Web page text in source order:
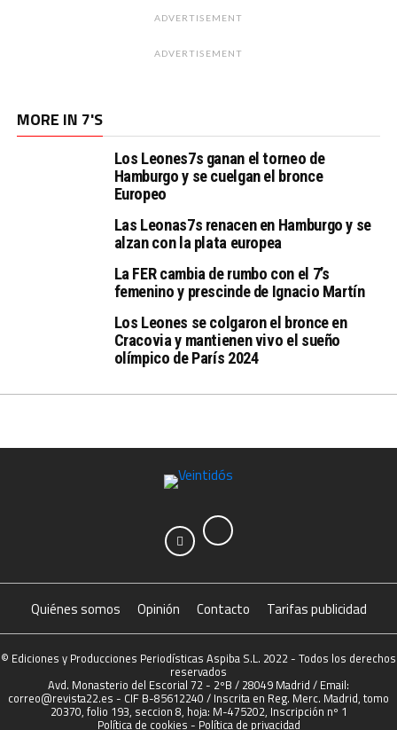
ADVERTISEMENT
ADVERTISEMENT
MORE IN 7'S
Los Leones7s ganan el torneo de
Hamburgo y se cuelgan el bronce
Europeo
Las Leonas7s renacen en Hamburgo y se
alzan con la plata europea
La FER cambia de rumbo con el 7’s
femenino y prescinde de Ignacio Martín
Los Leones se colgaron el bronce en
Cracovia y mantienen vivo el sueño
olímpico de París 2024
Quiénes somos Opinión Contacto Tarifas publicidad
© Ediciones y Producciones Periodísticas Aspiba S.L. 2022 - Todos los derechos
reservados
Avd. Monasterio del Escorial 72 - 2ºB / 28049 Madrid / Email:
correo@revista22.es - CIF B-85612240 / Inscrita en Reg. Merc. Madrid, tomo
20370, folio 193, seccion 8, hoja: M-475202, Inscripción nº 1
Política de cookies - Política de privacidad